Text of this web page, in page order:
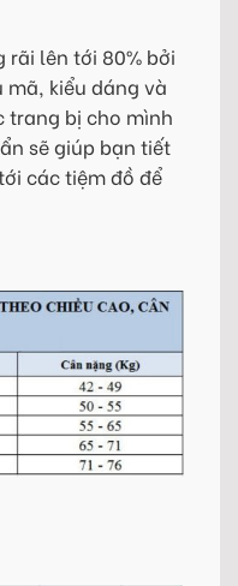
rãi lên tới 80% bởi
kiểu dáng và
trang bị cho mình
sẽ giúp bạn tiết
các tiệm đồ để